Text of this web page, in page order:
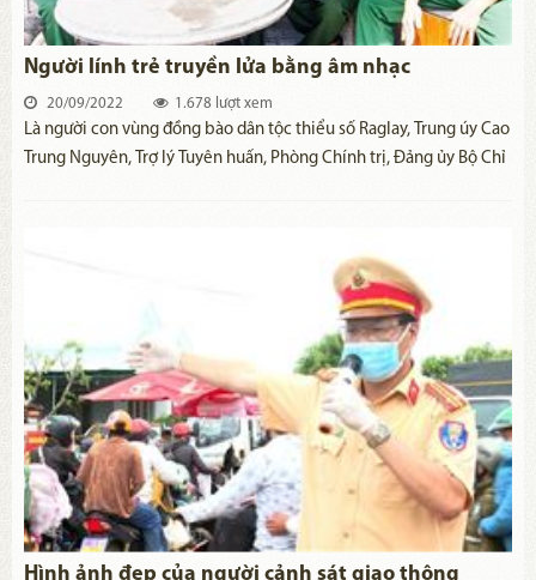
Người lính trẻ truyền lửa bằng âm nhạc
20/09/2022 1.678 lượt xem
​Là người con vùng đồng bào dân tộc thiểu số Raglay, Trung úy Cao
Trung Nguyên, Trợ lý Tuyên huấn, Phòng Chính trị, Đảng ủy Bộ Chỉ
Hình ảnh đẹp của người cảnh sát giao thông